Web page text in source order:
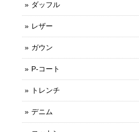
ダッフル
レザー
ガウン
P-コート
トレンチ
デニム